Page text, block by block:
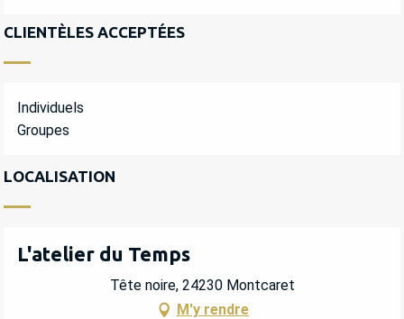
CLIENTÈLES ACCEPTÉES
Individuels
Groupes
LOCALISATION
L'atelier du Temps
Tête noire, 24230 Montcaret
M'y rendre